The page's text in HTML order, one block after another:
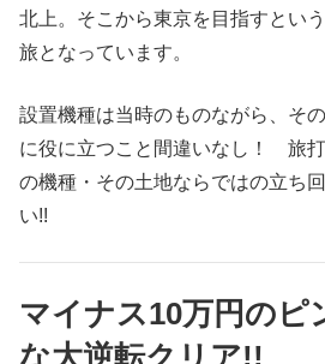
北上。そこから東京を目指すとい
旅となっています。
設置機種は当時のものながら、そ
に役に立つこと間違いなし！ 旅
の機種・その土地ならではの立ち
い!!
マイナス10万円のピ